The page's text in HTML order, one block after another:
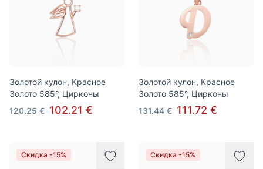
Золотой кулон, Красное
Золото 585°, Цирконы
120.25 € 102.21 €
Золотой кулон, Красное
Золото 585°, Цирконы
131.44 € 111.72 €
Скидка -15% Скидка -15%